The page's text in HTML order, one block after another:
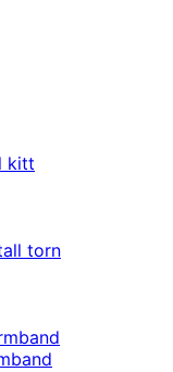
kitt
torn